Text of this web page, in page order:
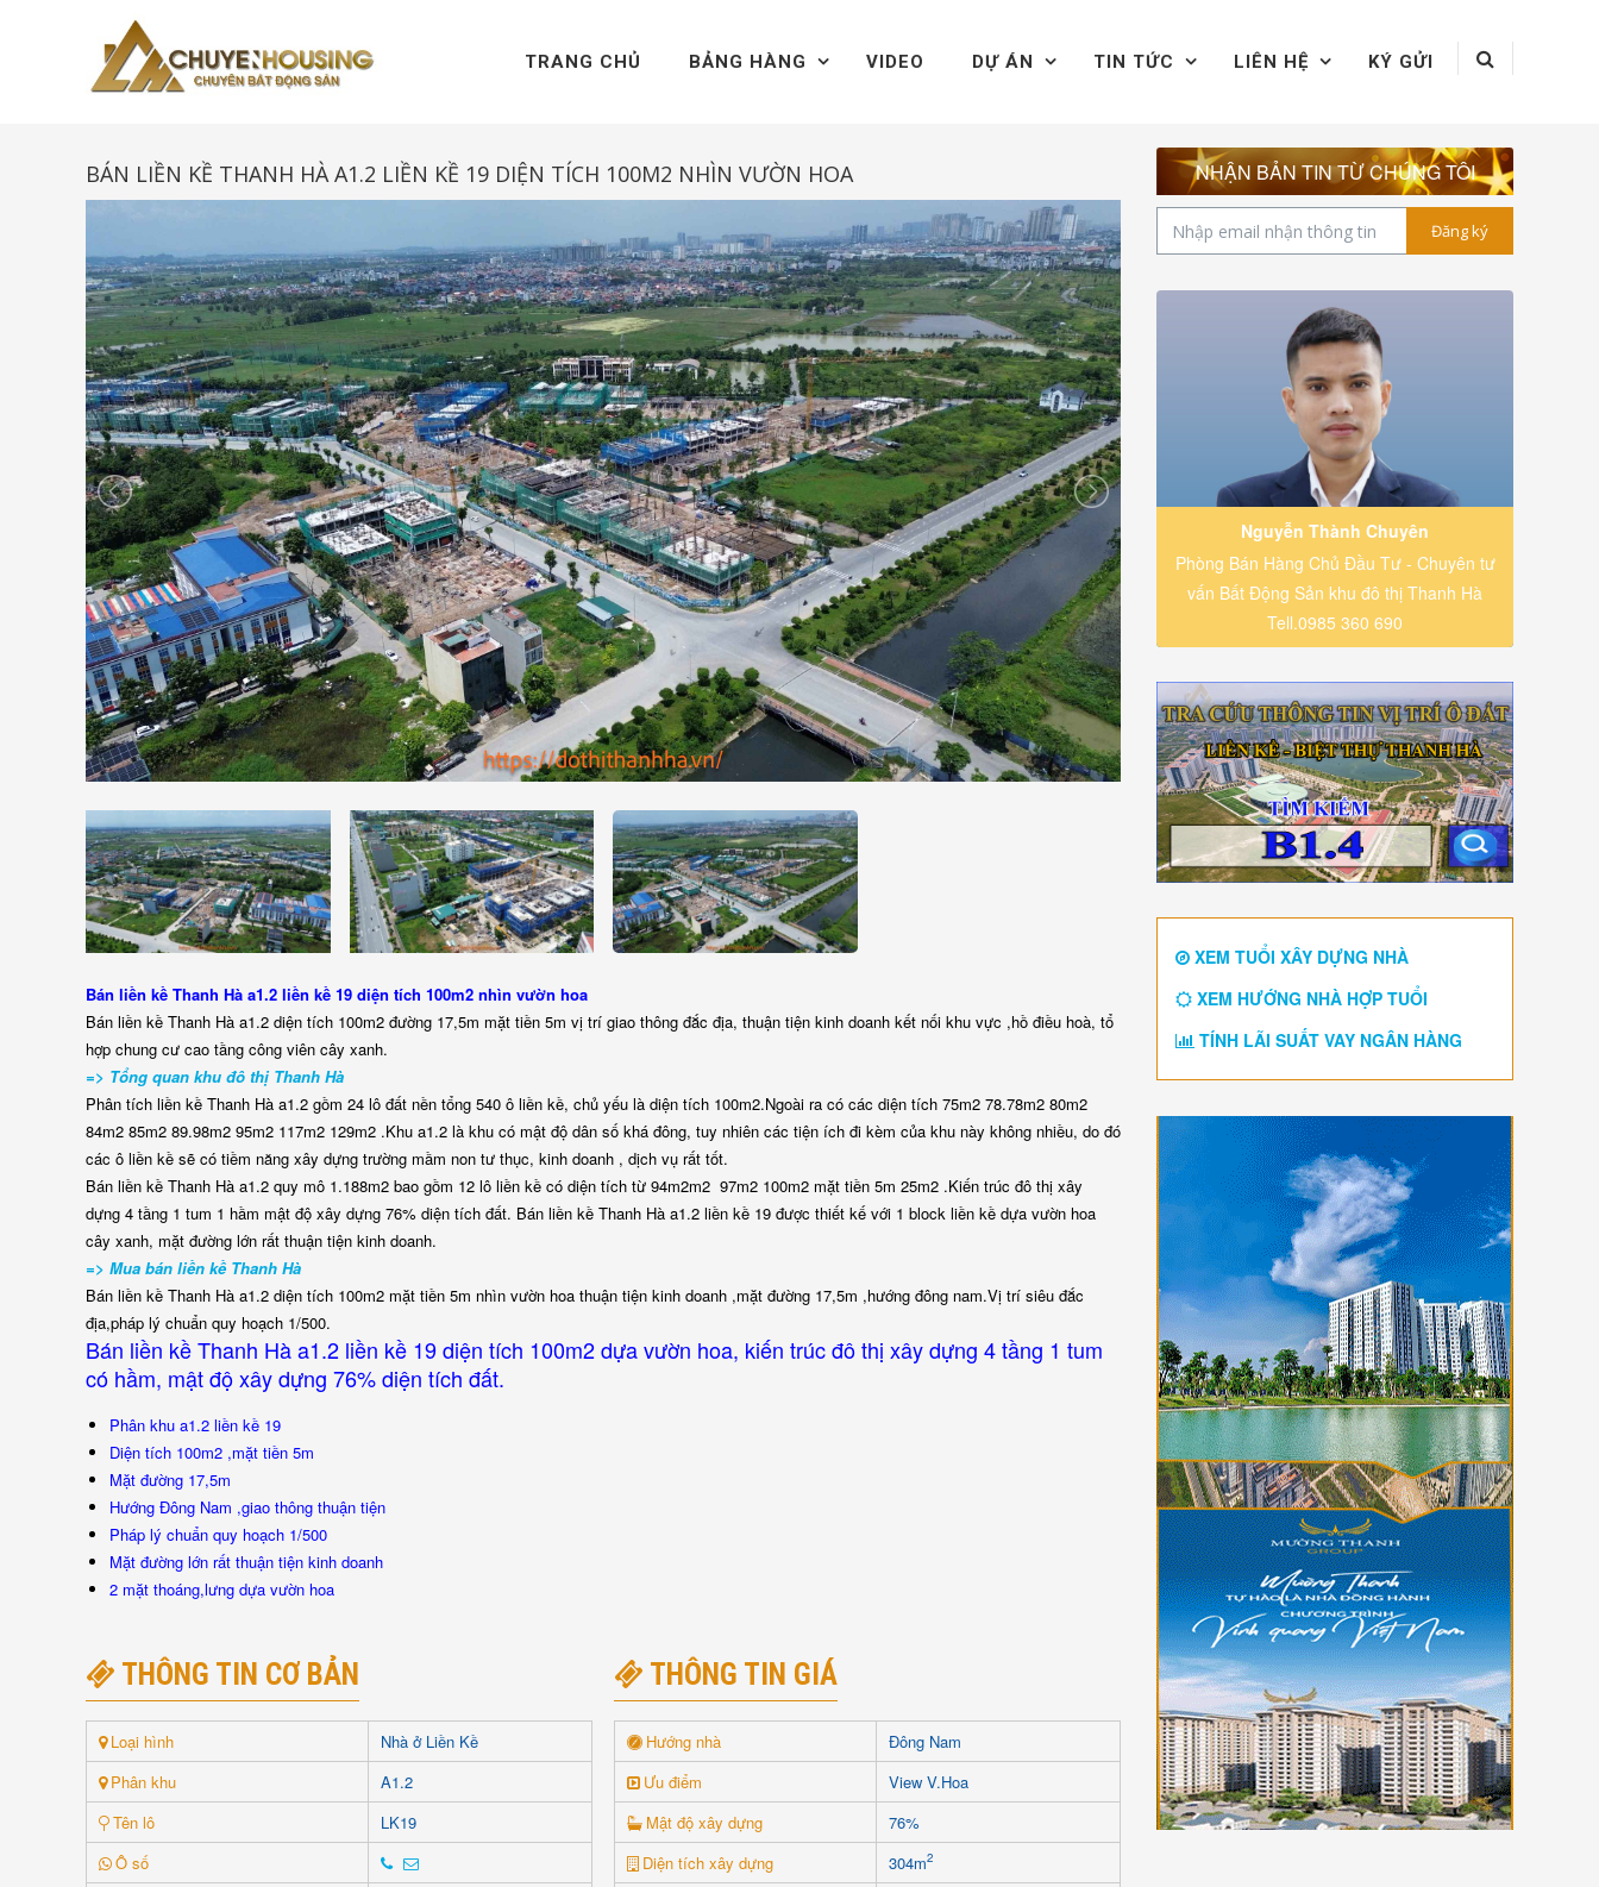
CHUYENHOUSING
TRANG CHỦ BẢNG HÀNG VIDEO DỰ ÁN TIN TỨC LIÊN HỆ KÝ GỬI
BÁN LIỀN KỀ THANH HÀ A1.2 LIỀN KỀ 19 DIỆN TÍCH 100M2 NHÌN VƯỜN HOA
Bán liền kề Thanh Hà a1.2 liền kề 19 diện tích 100m2 nhìn vườn hoa
Bán liền kề Thanh Hà a1.2 diện tích 100m2 đường 17,5m mặt tiền 5m vị trí giao thông đắc địa, thuận tiện kinh doanh kết nối khu vực ,hồ điều hoà, tổ
hợp chung cư cao tầng công viên cây xanh.
=> Tổng quan khu đô thị Thanh Hà
Phân tích liền kề Thanh Hà a1.2 gồm 24 lô đất nền tổng 540 ô liền kề, chủ yếu là diện tích 100m2.Ngoài ra có các diện tích 75m2 78.78m2 80m2
84m2 85m2 89.98m2 95m2 117m2 129m2 .Khu a1.2 là khu có mật độ dân số khá đông, tuy nhiên các tiện ích đi kèm của khu này không nhiều, do đó
các ô liền kề sẽ có tiềm năng xây dựng trường mầm non tư thục, kinh doanh , dịch vụ rất tốt.
Bán liền kề Thanh Hà a1.2 quy mô 1.188m2 bao gồm 12 lô liền kề có diện tích từ 94m2m2 97m2 100m2 mặt tiền 5m 25m2 .Kiến trúc đô thị xây
dựng 4 tầng 1 tum 1 hầm mật độ xây dựng 76% diện tích đất. Bán liền kề Thanh Hà a1.2 liền kề 19 được thiết kế với 1 block liền kề dựa vườn hoa
cây xanh, mặt đường lớn rất thuận tiện kinh doanh.
=> Mua bán liền kề Thanh Hà
Bán liền kề Thanh Hà a1.2 diện tích 100m2 mặt tiền 5m nhìn vườn hoa thuận tiện kinh doanh ,mặt đường 17,5m ,hướng đông nam.Vị trí siêu đắc
địa,pháp lý chuẩn quy hoạch 1/500.
Bán liền kề Thanh Hà a1.2 liền kề 19 diện tích 100m2 dựa vườn hoa, kiến trúc đô thị xây dựng 4 tầng 1 tum
có hầm, mật độ xây dựng 76% diện tích đất.
Phân khu a1.2 liền kề 19
Diện tích 100m2 ,mặt tiền 5m
Mặt đường 17,5m
Hướng Đông Nam ,giao thông thuận tiện
Pháp lý chuẩn quy hoạch 1/500
Mặt đường lớn rất thuận tiện kinh doanh
2 mặt thoáng,lưng dựa vườn hoa
THÔNG TIN CƠ BẢN
Loại hình
Nhà ở Liền Kề
Phân khu
A1.2
Tên lô
LK19
Ô số
THÔNG TIN GIÁ
Hướng nhà
Đông Nam
Ưu điểm
View V.Hoa
Mật độ xây dựng
76%
Diện tích xây dựng
304m2
NHẬN BẢN TIN TỪ CHÚNG TÔI
Đăng ký
Nguyễn Thành Chuyên
Phòng Bán Hàng Chủ Đầu Tư - Chuyên tư
vấn Bất Động Sản khu đô thị Thanh Hà
Tell.0985 360 690
XEM TUỔI XÂY DỰNG NHÀ
XEM HƯỚNG NHÀ HỢP TUỔI
TÍNH LÃI SUẤT VAY NGÂN HÀNG